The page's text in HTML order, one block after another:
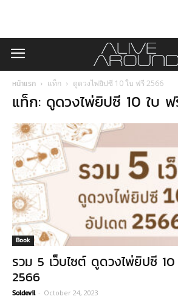
หน้าแรก แท็ก ดูดวงไพ่ยิปซี 10 ใบ ฟรี 2566
แท็ก: ดูดวงไพ่ยิปซี 10 ใบ
Book
รวม 5 เว็บไซต์ ดูดวงไพ่ยิปซี
2566
Soldevil - October 24, 2023